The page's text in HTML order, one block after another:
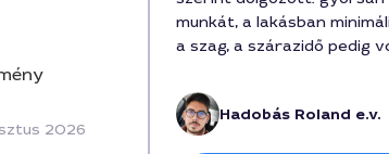
2026
munkát, a lakásban
a szag, a szárazidő pedig
átmenetileg kellett
festés előtt, a munka
költségvetés a tervezettn
Hadobás Roland e.v.